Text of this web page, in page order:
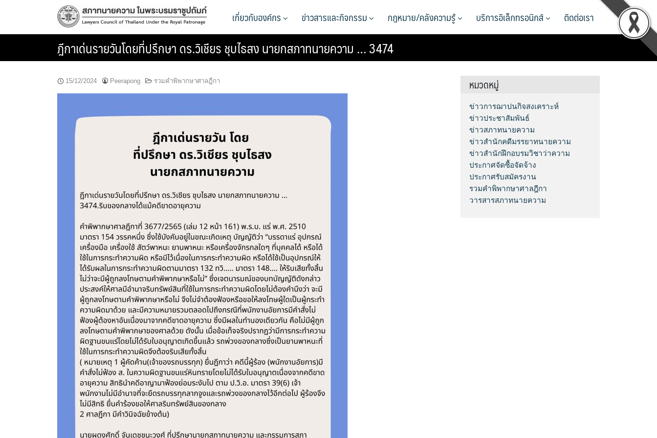
เกี่ยวกับองค์กร ข่าวสารและกิจกรรม กฎหมาย/คลังความรู้ บริการอิเล็กทรอนิกส์ ติดต่อเรา
ฎีกาเด่นรายวันโดยที่ปรึกษา ดร.วิเชียร ชุบไธสง นายกสภาทนายความ … 3474
15/12/2024 Peerapong รวมคำพิพากษาศาลฎีกา หมวดหมู่
ข่าวการฌาปนกิจสงเคราะห์
ข่าวประชาสัมพันธ์
ข่าวสภาทนายความ
ข่าวสำนักคดีมรรยาทนายความ
ข่าวสำนักฝึกอบรมวิชาว่าความ
ประกาศจัดซื้อจัดจ้าง
ประกาศรับสมัครงาน
รวมคำพิพากษาศาลฎีกา
วารสารสภาทนายความ